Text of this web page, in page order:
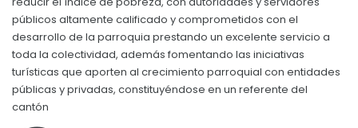
Ejecución Presupuestaria
Obras y proyectos
públicos altamente calificado y comprometidos con el
desarrollo de la parroquia prestando un excelente servicio a
toda la colectividad, además fomentando las iniciativas
turísticas que aporten al crecimiento parroquial con entidades
públicas y privadas, constituyéndose en un referente del
cantón